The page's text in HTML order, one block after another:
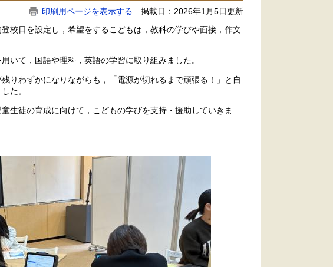
印刷用ページを表示する 掲載日：2026年1月5日更新
校日を設定し，希望をするこどもは，教科の学びや面接，作文
て，国語や理科，英語の学習に取り組みました。
りわずかになりながらも，「電源が切れるまで頑張る！」と自
た。
生徒の育成に向けて，こどもの学びを支持・援助していきま